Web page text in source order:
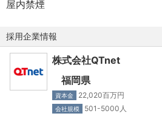
・平均残業時間：部全体の平均残
期でも40h／月）
【会社紹介】
通信事業者である弊社は九州を拠
サービスを提供しております。
昇給 年1回（4月）
【加入保険】
・健康保険、厚生年金保険、労災
制度
・CCNAやCCNP、情報処理技術者
屋内禁煙
採用企業情報
株式会社QTnet
福岡県
資本金 22,020百万円
会社規模 501-5000人